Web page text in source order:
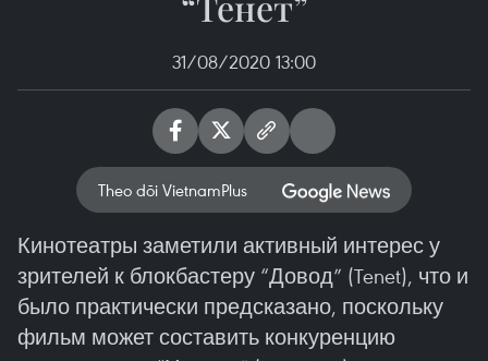
31/08/2020 13:00
Theo dõi VietnamPlus
Кинотеатры заметили активный интерес у
зрителей к блокбастеру “Довод” (Tenet), что и
было практически предсказано, поскольку
фильм может составить конкуренцию